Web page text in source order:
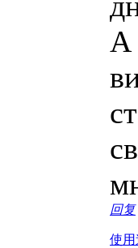
А
回复
使